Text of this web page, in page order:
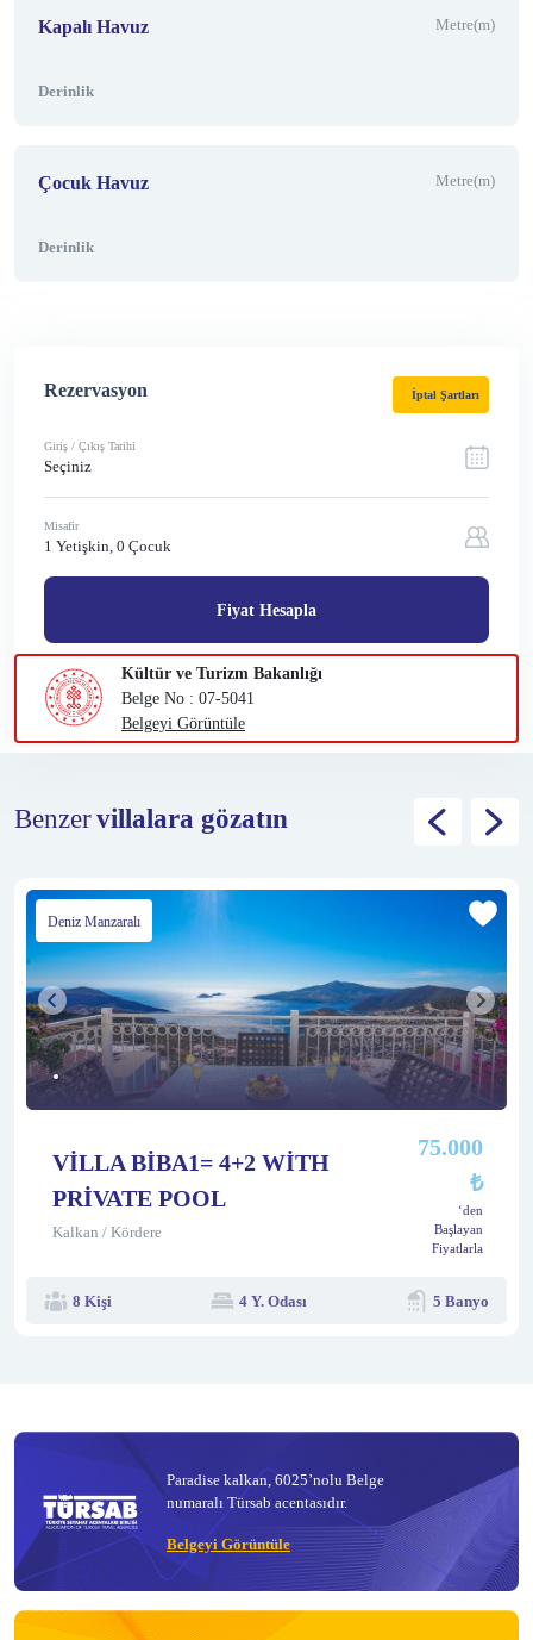
Kapalı Havuz Metre(m)
Derinlik
Çocuk Havuz Metre(m)
Derinlik
Rezervasyon İptal Şartları
Giriş / Çıkış Tarihi
Seçiniz
Misafir
1 Yetişkin, 0 Çocuk
Fiyat Hesapla
Kültür ve Turizm Bakanlığı
Belge No : 07-5041
Belgeyi Görüntüle
Benzervillalara gözatın
Deniz Manzaralı
VİLLA BİBA1= 4+2 WİTH
PRİVATE POOL
Kalkan / Kördere
75.000
₺
‘den
Başlayan
Fiyatlarla
8 Kişi 4 Y. Odası 5 Banyo
Paradise kalkan, 6025’nolu Belge
numaralı Türsab acentasıdır.
Belgeyi Görüntüle